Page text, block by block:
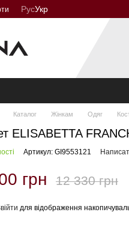
РусУкр
Каталог Жінкам Одяг
ELISABETTA
Артикул: GI9553121
грн 12 330 грн
для відображення